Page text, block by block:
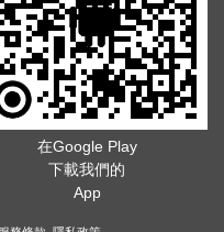
在Google Play
下載我們的
App